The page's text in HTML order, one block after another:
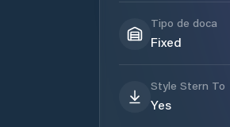
Tipo de doca
Fixed
Style Stern To
Yes